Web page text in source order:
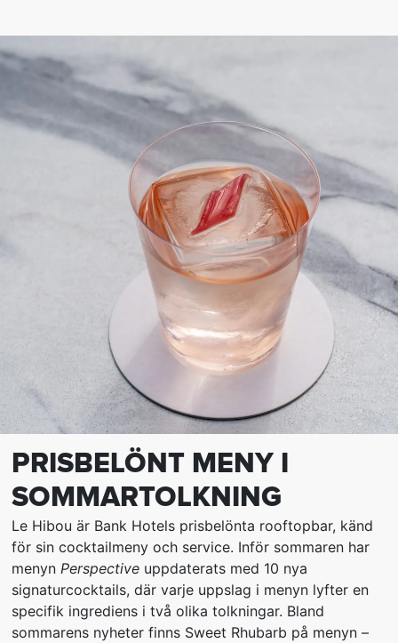
PRISBELÖNT MENY I
SOMMARTOLKNING
Le Hibou är Bank Hotels prisbelönta rooftopbar, känd
för sin cocktailmeny och service. Inför sommaren har
menyn Perspective uppdaterats med 10 nya
signaturcocktails, där varje uppslag i menyn lyfter en
specifik ingrediens i två olika tolkningar. Bland
sommarens nyheter finns Sweet Rhubarb på menyn –